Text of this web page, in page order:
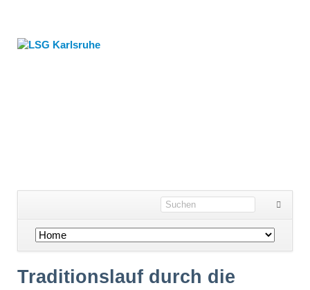
Navigation
Traditionslauf durch die